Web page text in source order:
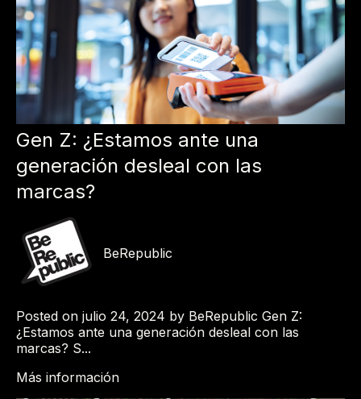
Gen Z: ¿Estamos ante una
generación desleal con las
marcas?
BeRepublic
Posted on julio 24, 2024 by BeRepublic Gen Z:
¿Estamos ante una generación desleal con las
marcas? S...
Más información